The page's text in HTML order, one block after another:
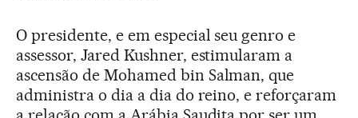
O presidente, e em especial seu genro e
assessor, Jared Kushner, estimularam a
ascensão de Mohamed bin Salman, que
administra o dia a dia do reino, e reforçaram